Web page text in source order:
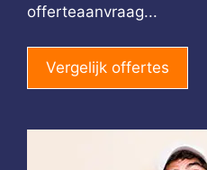
offerteaanvraag...
Vergelijk offertes